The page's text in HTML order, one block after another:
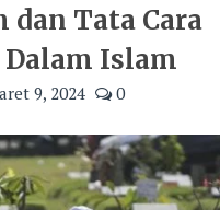
dan Tata Cara
Islam
9, 2024 0